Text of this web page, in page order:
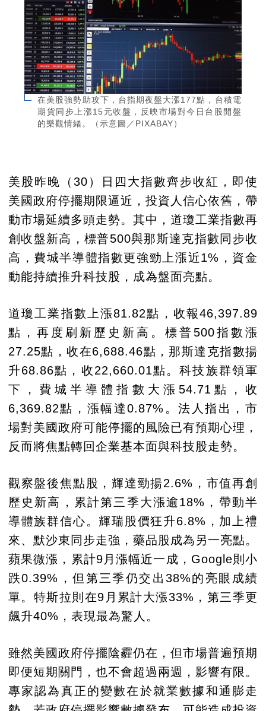
在美股強勢助攻下，台指期夜盤大漲177點，台積電
期貨同步上漲15元收盤，反映市場對今日台股開盤
的樂觀情緒。（示意圖／PIXABAY）
美股昨晚（30）日四大指數齊步收紅，即使
美國政府停擺期限逼近，投資人信心依舊，帶
動市場延續多頭走勢。其中，道瓊工業指數再
創收盤新高，標普500與那斯達克指數同步收
高，費城半導體指數更強勁上漲近1%，資金
動能持續推升科技股，成為盤面亮點。
道瓊工業指數上漲81.82點，收報46,397.89
點，再度刷新歷史新高。標普500指數漲
27.25點，收在6,688.46點，那斯達克指數揚
升68.86點，收22,660.01點。科技族群領軍
下，費城半導體指數大漲54.71點，收
6,369.82點，漲幅達0.87%。法人指出，市
場對美國政府可能停擺的風險已有預期心理，
反而將焦點轉回企業基本面與科技股走勢。
觀察盤後焦點股，輝達勁揚2.6%，市值再創
歷史新高，累計第三季大漲逾18%，帶動半
導體族群信心。輝瑞股價狂升6.8%，加上禮
來、默沙東同步走強，藥品股成為另一亮點。
蘋果微漲，累計9月漲幅近一成，Google則小
跌0.39%，但第三季仍交出38%的亮眼成績
單。特斯拉則在9月累計大漲33%，第三季更
飆升40%，表現最為驚人。
雖然美國政府停擺陰霾仍在，但市場普遍預期
即便短期關門，也不會超過兩週，影響有限。
專家認為真正的變數在於就業數據和通膨走